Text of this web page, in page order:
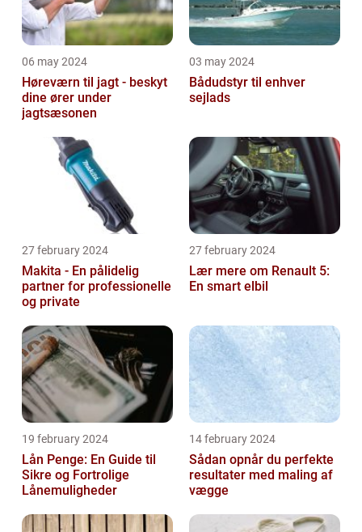
06 may 2024
Høreværn til jagt - beskyt
dine ører under
jagtsæsonen
03 may 2024
Bådudstyr til enhver
sejlads
27 february 2024
Makita - En pålidelig
partner for professionelle
og private
27 february 2024
Lær mere om Renault 5:
En smart elbil
19 february 2024
Lån Penge: En Guide til
Sikre og Fortrolige
Lånemuligheder
14 february 2024
Sådan opnår du perfekte
resultater med maling af
vægge